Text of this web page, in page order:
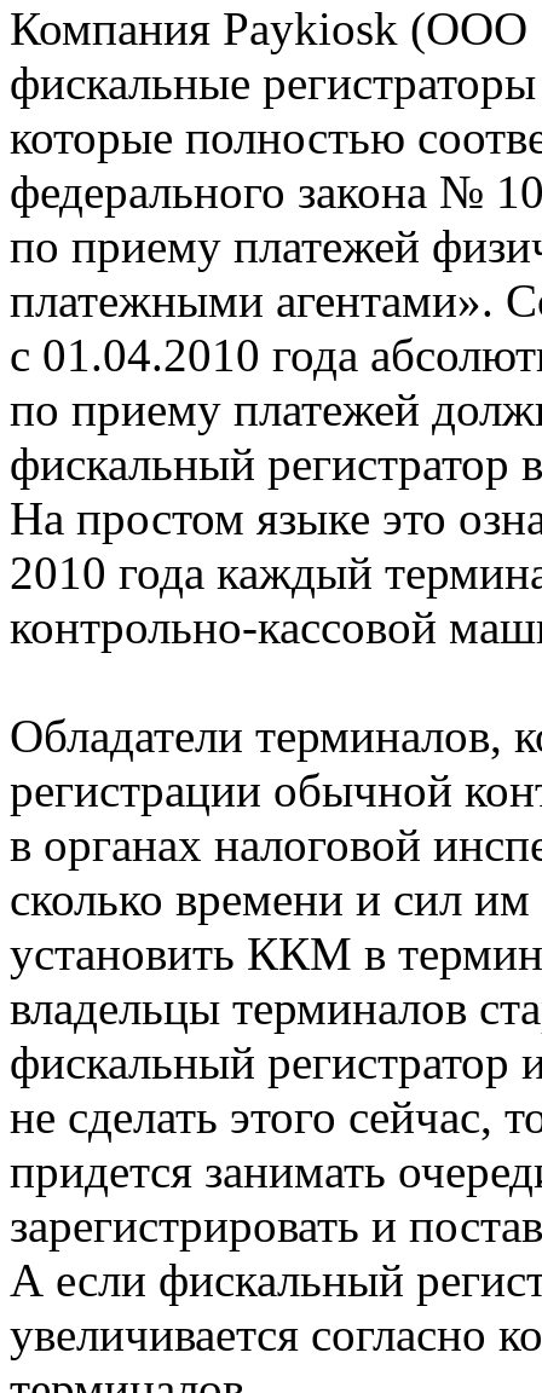
Компания Paykiosk (ООО
фискальные
которые полностью
федерального закона №
по приему платежей
платежными агентами».
с 01.04.2010 года
по приему платежей
фискальный регистратор
На простом языке это
2010 года каждый
контрольно-кассовой
Обладатели терминалов,
регистрации обычной
в органах налоговой
сколько времени и сил
установить ККМ в
владельцы терминалов
фискальный регистратор
не сделать этого сейчас,
придется занимать
зарегистрировать и
А если фискальный
увеличивается согласно